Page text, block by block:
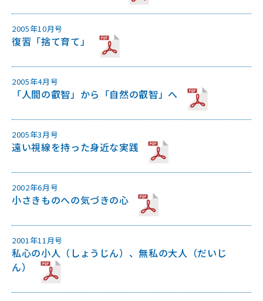
2005年10月号
復習「捨て育て」
2005年4月号
「人間の叡智」から「自然の叡智」へ
2005年3月号
遠い視線を持った身近な実践
2002年6月号
小さきものへの気づきの心
2001年11月号
私心の小人（しょうじん）、無私の大人（だいじ
ん）